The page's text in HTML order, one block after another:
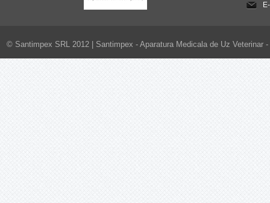
© Santimpex SRL 2012 | Santimpex - Aparatura Medicala de Uz Veterinar